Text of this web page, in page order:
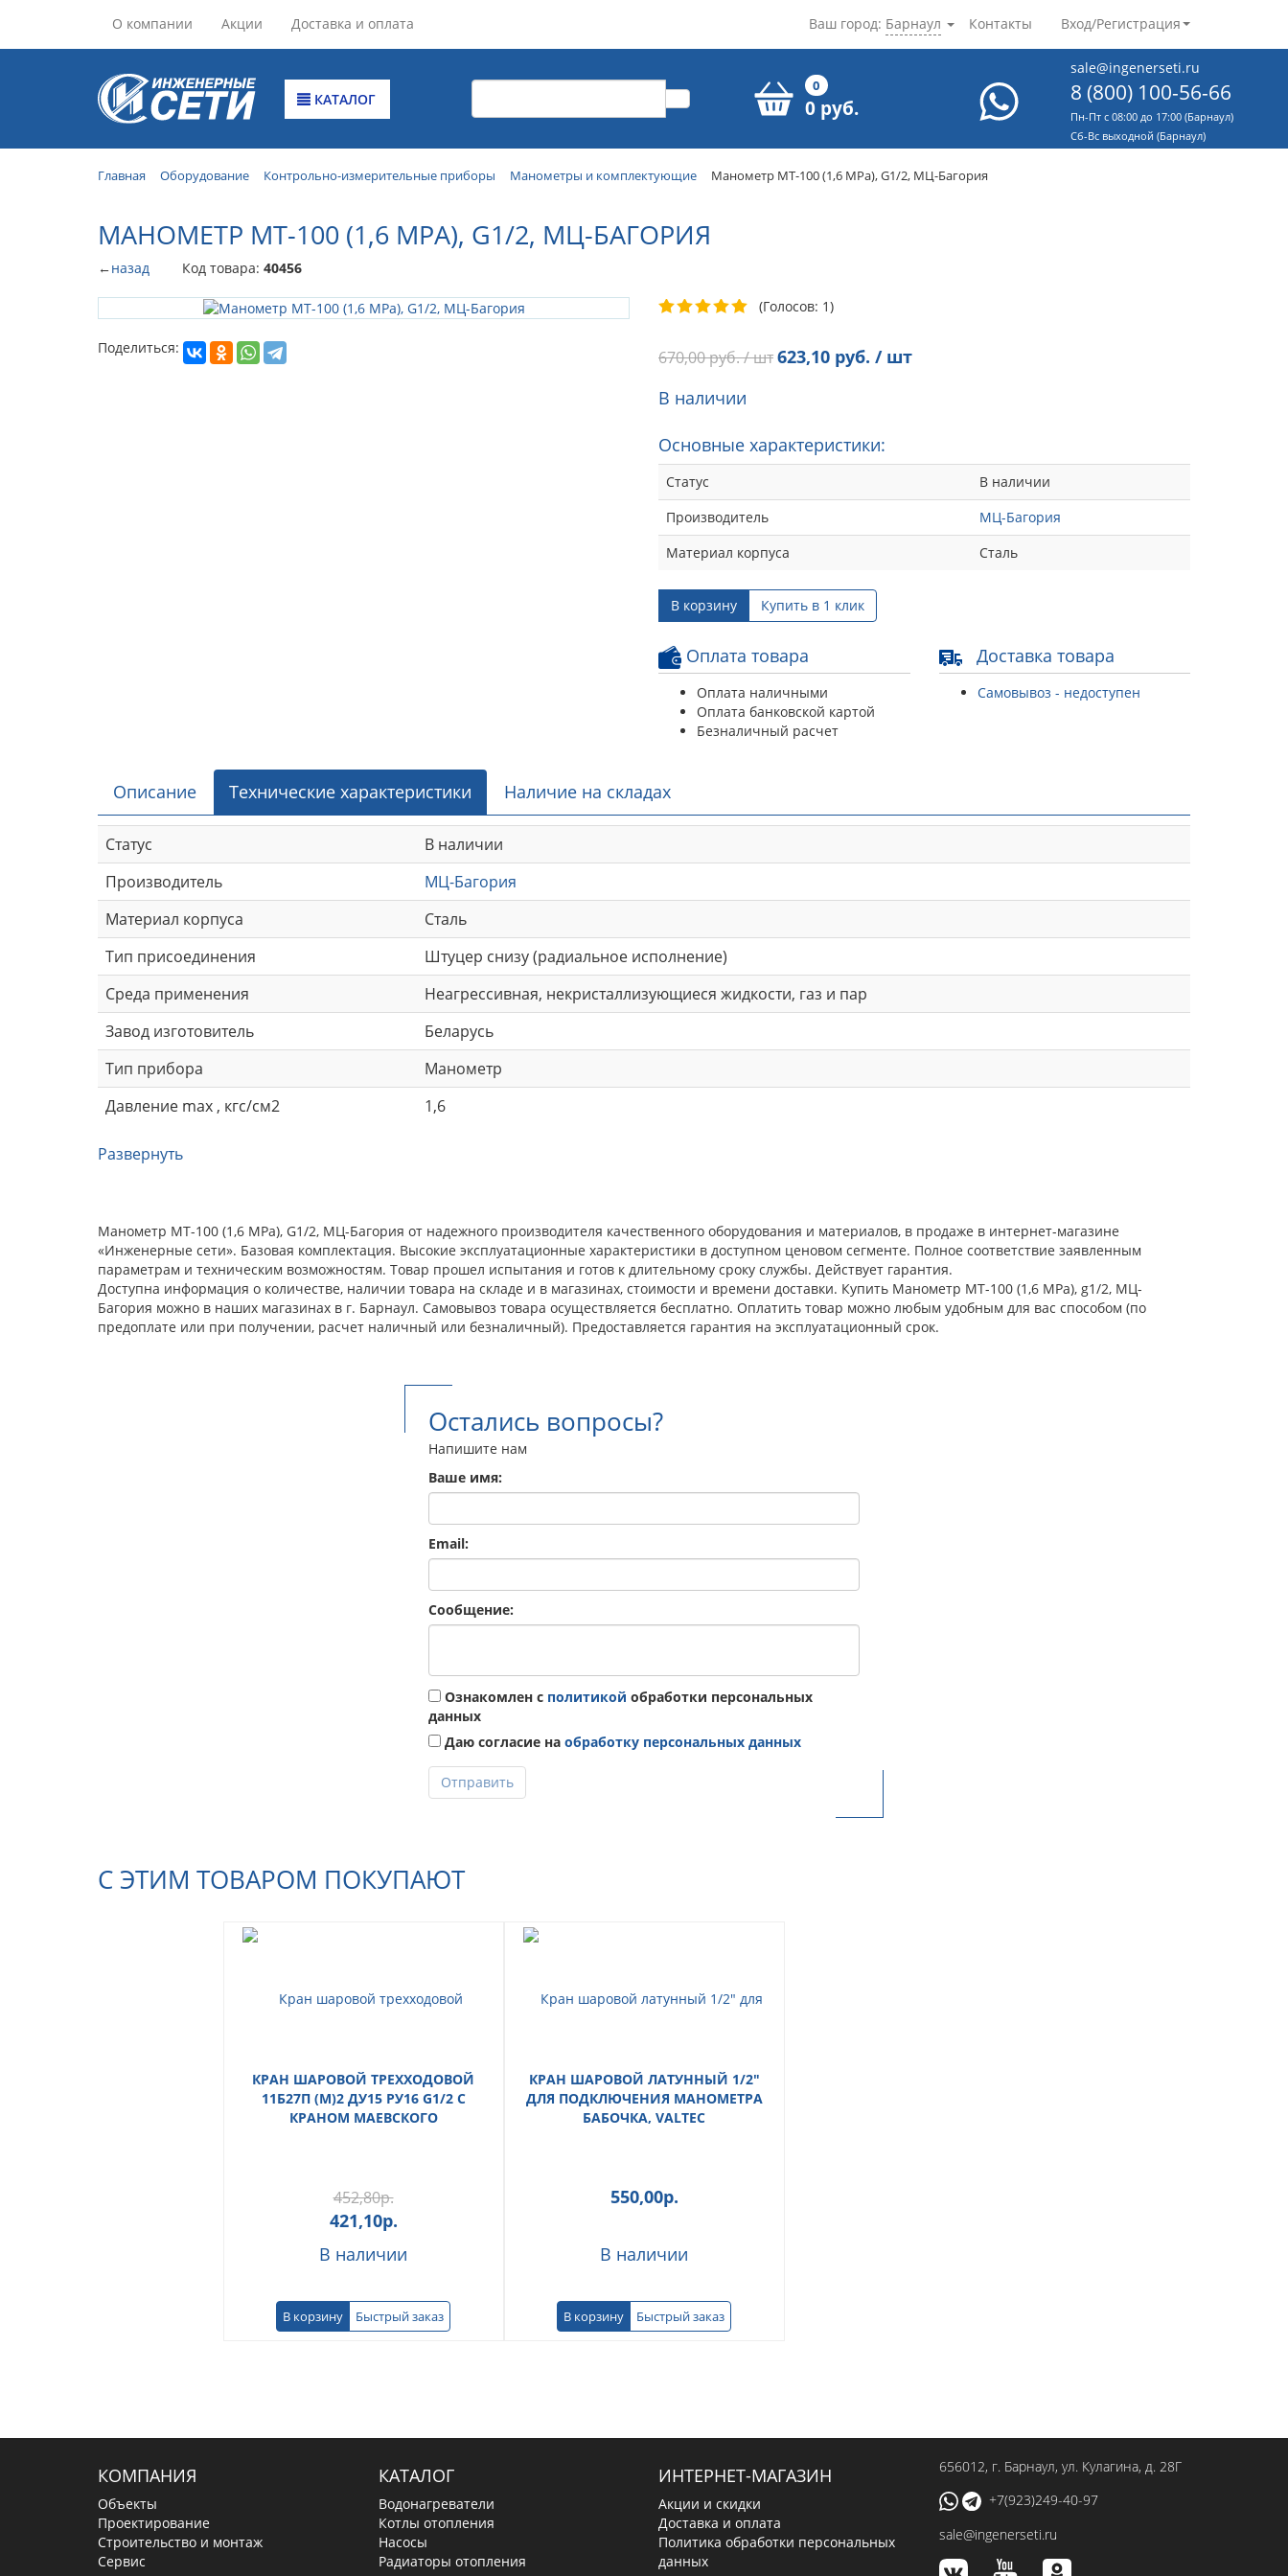
О компании Акции Доставка и оплата Контакты Вход/Регистрация
Ваш город: Барнаул
КАТАЛОГ
0
0 руб.
sale@ingenerseti.ru
8 (800) 100-56-66
Пн-Пт с 08:00 до 17:00 (Барнаул)
Cб-Вс выходной (Барнаул)
Главная Оборудование Контрольно-измерительные приборы Манометры и комплектующие Манометр МТ-100 (1,6 МРа), G1/2, МЦ-Багория
МАНОМЕТР МТ-100 (1,6 МРА), G1/2, МЦ-БАГОРИЯ
←назад Код товара: 40456
Поделиться:
(Голосов: 1)
670,00руб. / шт623,10 руб. / шт
В наличии
Основные характеристики:
Статус
В наличии
Производитель
МЦ-Багория
Материал корпуса
Сталь
В корзину Купить в 1 клик
Оплата товара
Оплата наличными
Оплата банковской картой
Безналичный расчет
Доставка товара
Самовывоз - недоступен
Описание Технические характеристики Наличие на складах
Статус
В наличии
Производитель
МЦ-Багория
Материал корпуса
Сталь
Тип присоединения
Штуцер снизу (радиальное исполнение)
Среда применения
Неагрессивная, некристаллизующиеся жидкости, газ и пар
Завод изготовитель
Беларусь
Тип прибора
Манометр
Давление max , кгс/см2
1,6
Развернуть
Манометр МТ-100 (1,6 МРа), G1/2, МЦ-Багория от надежного производителя качественного оборудования и материалов, в продаже в интернет-магазине
«Инженерные сети». Базовая комплектация. Высокие эксплуатационные характеристики в доступном ценовом сегменте. Полное соответствие заявленным
параметрам и техническим возможностям. Товар прошел испытания и готов к длительному сроку службы. Действует гарантия.
Доступна информация о количестве, наличии товара на складе и в магазинах, стоимости и времени доставки. Купить Манометр МТ-100 (1,6 МРа), g1/2, МЦ-
Багория можно в наших магазинах в г. Барнаул. Самовывоз товара осуществляется бесплатно. Оплатить товар можно любым удобным для вас способом (по
предоплате или при получении, расчет наличный или безналичный). Предоставляется гарантия на эксплуатационный срок.
Остались вопросы?
Напишите нам
Ваше имя:
Email:
Сообщение:
Ознакомлен с политикой обработки персональных
данных
Даю согласие на обработку персональных данных
Отправить
С ЭТИМ ТОВАРОМ ПОКУПАЮТ
КРАН ШАРОВОЙ ТРЕХХОДОВОЙ
11Б27П (М)2 ДУ15 РУ16 G1/2 С
КРАНОМ МАЕВСКОГО
452,80р.
421,10р.
В наличии
В корзину Быстрый заказ
КРАН ШАРОВОЙ ЛАТУННЫЙ 1/2"
ДЛЯ ПОДКЛЮЧЕНИЯ МАНОМЕТРА
БАБОЧКА, VALTEC
550,00р.
В наличии
В корзину Быстрый заказ
КОМПАНИЯ
Объекты
Проектирование
Строительство и монтаж
Сервис
КАТАЛОГ
Водонагреватели
Котлы отопления
Насосы
Радиаторы отопления
ИНТЕРНЕТ-МАГАЗИН
Акции и скидки
Доставка и оплата
Политика обработки персональных
данных
656012, г. Барнаул, ул. Кулагина, д. 28Г
+7(923)249-40-97
sale@ingenerseti.ru